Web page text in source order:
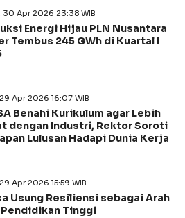
30 Apr 2026 23:38 WIB
Energi Hijau PLN Nusantara
Tembus 245 GWh di Kuartal I
Apr 2026 16:07 WIB
Benahi Kurikulum agar Lebih
dengan Industri, Rektor Soroti
Lulusan Hadapi Dunia Kerja
Apr 2026 15:59 WIB
Usung Resiliensi sebagai Arah
Pendidikan Tinggi